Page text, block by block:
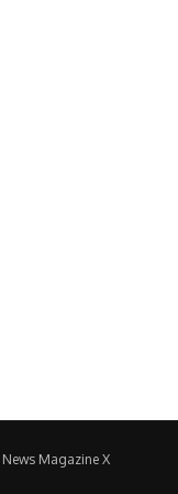
News Magazine X